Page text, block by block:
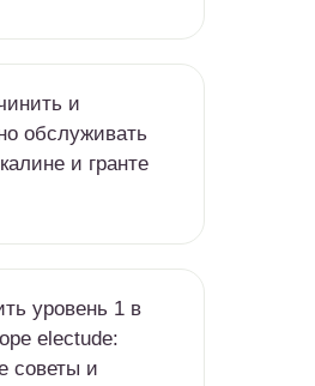
и
обслуживать
и гранте
уровень 1 в
electude:
советы и